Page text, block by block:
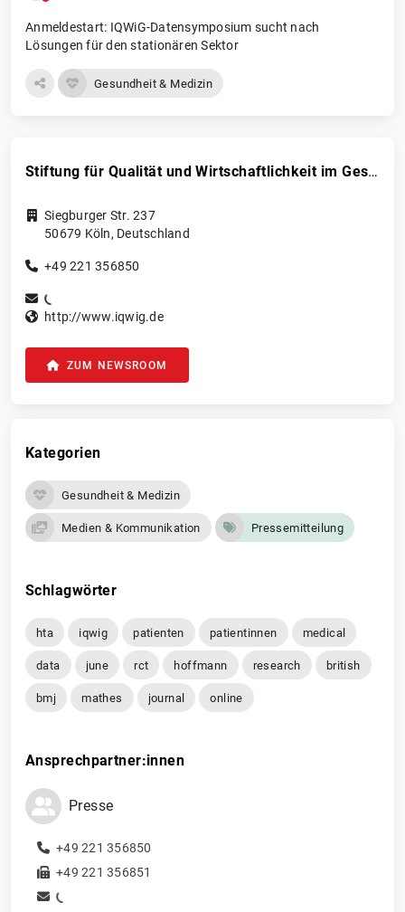
Anmeldestart: IQWiG-Datensymposium sucht nach
Lösungen für den stationären Sektor
Gesundheit & Medizin
Stiftung für Qualität und Wirtschaftlichkeit im Gesundheitswesen (IQWiG)
Siegburger Str. 237
50679 Köln, Deutschland
+49 221 356850
http://www.iqwig.de
ZUM NEWSROOM
Kategorien
Gesundheit & Medizin
Medien & Kommunikation Pressemitteilung
Schlagwörter
hta iqwig patienten patientinnen medical
data june rct hoffmann research british
bmj mathes journal online
Ansprechpartner:innen
Presse
+49 221 356850
+49 221 356851